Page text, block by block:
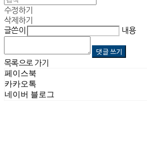
수정하기
삭제하기
글쓴이
내용
댓글 쓰기
목록으로 가기
페이스북
카카오톡
네이버 블로그